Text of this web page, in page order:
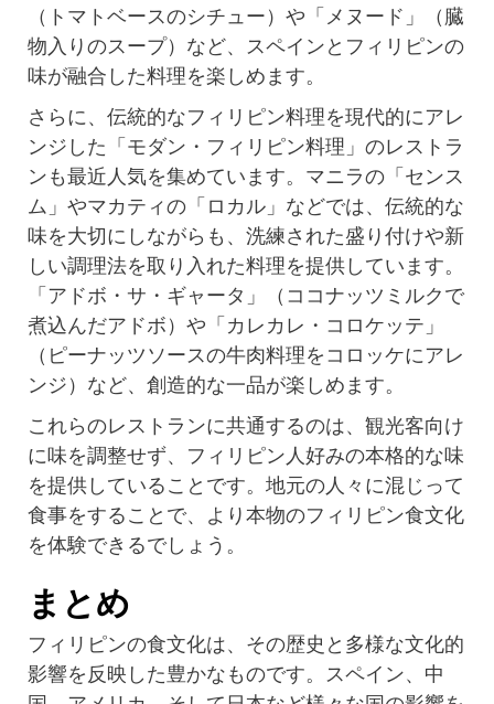
（トマトベースのシチュー）や「メヌード」（臓
物入りのスープ）など、スペインとフィリピンの
味が融合した料理を楽しめます。
さらに、伝統的なフィリピン料理を現代的にアレ
ンジした「モダン・フィリピン料理」のレストラ
ンも最近人気を集めています。マニラの「センス
ム」やマカティの「ロカル」などでは、伝統的な
味を大切にしながらも、洗練された盛り付けや新
しい調理法を取り入れた料理を提供しています。
「アドボ・サ・ギャータ」（ココナッツミルクで
煮込んだアドボ）や「カレカレ・コロケッテ」
（ピーナッツソースの牛肉料理をコロッケにアレ
ンジ）など、創造的な一品が楽しめます。
これらのレストランに共通するのは、観光客向け
に味を調整せず、フィリピン人好みの本格的な味
を提供していることです。地元の人々に混じって
食事をすることで、より本物のフィリピン食文化
を体験できるでしょう。
まとめ
フィリピンの食文化は、その歴史と多様な文化的
影響を反映した豊かなものです。スペイン、中